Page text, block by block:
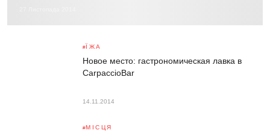
ЇЖА
Новое место: гастрономическая лавка в
CarpaccioBar
14.11.2014
МІСЦЯ